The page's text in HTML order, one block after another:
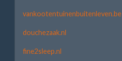
vankootentuinenbuitenleven.be
douchezaak.nl
fine2sleep.nl